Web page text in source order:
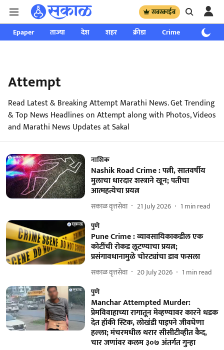
सबस्क्राईब
Epaper ताज्या देश शहर क्रीडा Crime साप्ताहिक
Attempt
Read Latest & Breaking Attempt Marathi News. Get Trending
& Top News Headlines on Attempt along with Photos, Videos
and Marathi News Updates at Sakal
नाशिक
Nashik Road Crime : पत्नी, सातवर्षीय
मुलाचा धारदार शस्त्राने खून; पतीचा
आत्महत्येचा प्रयत्न
सकाळ वृत्तसेवा 21 July 2026 1 min read
पुणे
Pune Crime : व्यावसायिकाकडील एक
कोटींची रोकड लूटण्याचा प्रयत्न;
प्रसंगावधानामुळे चोरट्यांचा डाव फसला
सकाळ वृत्तसेवा 20 July 2026 1 min read
पुणे
Manchar Attempted Murder:
प्रेमविवाहाच्या रागातून मेव्हण्यावर कारने धडक
देत हॉकी स्टिक, लोखंडी पाइपने जीवघेणा
हल्ला; मंचरमधील थरार सीसीटीव्हीत कैद,
चार जणांवर कलम ३०७ अंतर्गत गुन्हा